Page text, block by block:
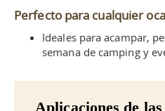
Perfecto para cualquier
Ideales para acampar,
semana de camping y
Aplicaciones de